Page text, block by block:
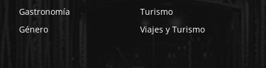
Gastronomía
Género
Turismo
Viajes y Turismo